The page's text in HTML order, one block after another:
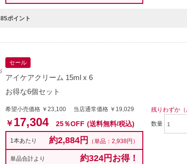
85ポイント
セール
アイケアクリーム 15ml x 6
お得な6個セット
希望小売価格 ￥23,100 当店通常価格 ￥19,029
￥ 17,304 25％OFF (送料無料/税込)
1本あたり 約2,884円 （単品：2,938円）
単品合計より 約324円お得！
残りわずか（
数量